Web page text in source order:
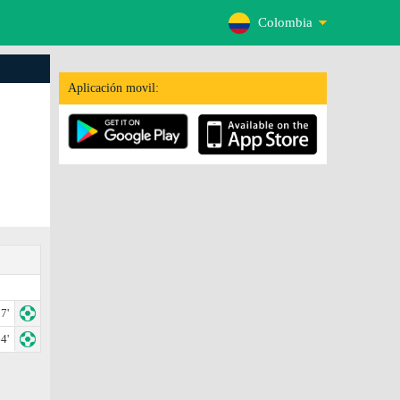
Colombia
Aplicación movil: